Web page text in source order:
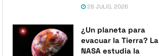
28 JULIO, 2026
¿Un planeta para
evacuar la Tierra? La
NASA estudia la